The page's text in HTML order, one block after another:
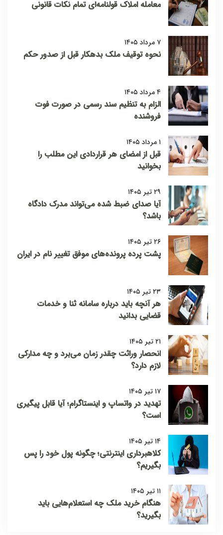
معامله املاک قولنامه‌ای تمام نکات قانونی
۷ مرداد ۱۴۰۵
نحوه توقیف ملک بدهکار قبل از صدور حکم
۴ مرداد ۱۴۰۵
الزام به تنظیم سند رسمی در صورت فوت
فروشنده
۱ مرداد ۱۴۰۵
قبل از امضای هر قراردادی این مطلب را
بخوانید
۲۹ تیر ۱۴۰۵
آیا صدای ضبط شده می‌تواند مدرک دادگاه
باشد؟
۲۶ تیر ۱۴۰۵
پشت پرده پرونده‌های موفق تغییر نام در ایران
۲۳ تیر ۱۴۰۵
هر آنچه باید درباره سامانه ثنا و خدمات
قضایی بدانید
۲۱ تیر ۱۴۰۵
انحصار وراثت چقدر زمان می‌برد و چه مدارکی
لازم دارد؟
۱۷ تیر ۱۴۰۵
تهدید در واتساپ و اینستاگرام؛ آیا قابل پیگیری
است؟
۱۴ تیر ۱۴۰۵
کلاهبرداری اینترنتی؛ چگونه پول خود را پس
بگیریم؟
۱۱ تیر ۱۴۰۵
هنگام خرید ملک چه استعلام‌هایی باید
بگیرید؟